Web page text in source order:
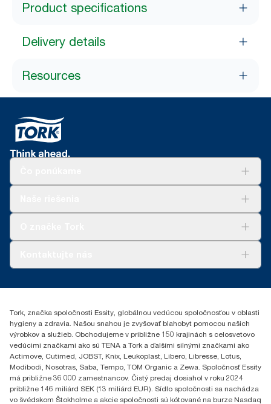
Product specifications
Delivery details
Resources
Essity Slovakia s.r.o.
049 12 Gemerská Hôrka
Tork, značka spoločnosti Essity, globálnou vedúcou spoločnosťou v oblasti
hygieny a zdravia. Našou snahou je zvyšovať blahobyt pomocou našich
výrobkov a služieb. Obchodujeme v približne 150 krajinách s celosvetovo
vedúcimi značkami ako sú TENA a Tork a ďalšími silnými značkami ako
Actimove, Cutimed, JOBST, Knix, Leukoplast, Libero, Libresse, Lotus,
Modibodi, Nosotras, Saba, Tempo, TOM Organic a Zewa. Spoločnosť Essity
má približne 36 000 zamestnancov. Čistý predaj dosiahol v roku 2024
približne 146 miliárd SEK (13 miliárd EUR). Sídlo spoločnosti sa nachádza
vo švédskom Štokholme a akcie spoločnosti sú kótované na burze Nasdaq